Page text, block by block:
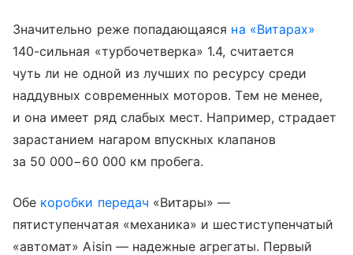
Значительно реже попадающаяся на «Витарах»
140-сильная «турбочетверка» 1.4, считается
чуть ли не одной из лучших по ресурсу среди
наддувных современных моторов. Тем не менее,
и она имеет ряд слабых мест. Например, страдает
зарастанием нагаром впускных клапанов
за 50 000−60 000 км пробега.
Обе коробки передач «Витары» —
пятиступенчатая «механика» и шестиступенчатый
«автомат» Aisin — надежные агрегаты. Первый